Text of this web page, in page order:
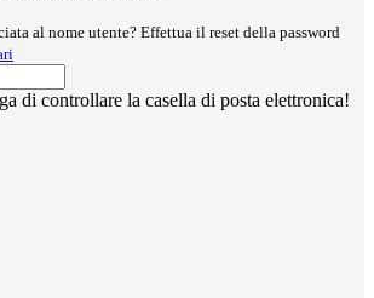
al nome utente? Effettua il reset della password
di controllare la casella di posta elettronica!